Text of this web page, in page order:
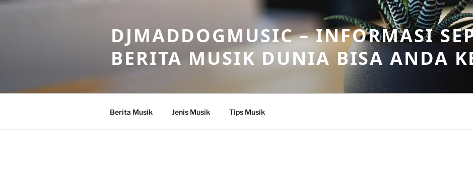
Skip
DJMADDOGMUSIC – INFORMASI
BERITA MUSIK DUNIA BISA ANDA
Berita Musik Jenis Musik Tips Musik